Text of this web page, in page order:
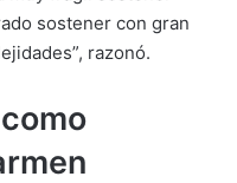
sostener con gran
razonó.